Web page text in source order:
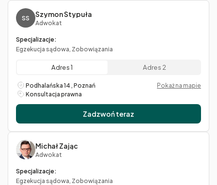
SS Szymon Stypuła
Adwokat
Specjalizacje:
Egzekucja sądowa, Zobowiązania
Adres 1 Adres 2
Podhalańska 14 , Poznań
Pokaż na mapie
Konsultacja prawna
Zadzwoń teraz
Michał Zając
Adwokat
Specjalizacje:
Egzekucja sądowa, Zobowiązania